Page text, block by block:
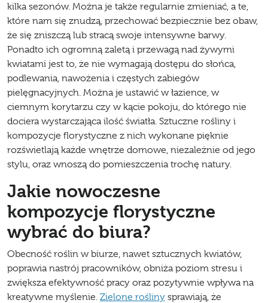
kilka sezonów. Można je także regularnie zmieniać, a te,
które nam się znudzą, przechować bezpiecznie bez obaw,
że się zniszczą lub stracą swoje intensywne barwy.
Ponadto ich ogromną zaletą i przewagą nad żywymi
kwiatami jest to, że nie wymagają dostępu do słońca,
podlewania, nawożenia i częstych zabiegów
pielęgnacyjnych. Można je ustawić w łazience, w
ciemnym korytarzu czy w kącie pokoju, do którego nie
dociera wystarczająca ilość światła. Sztuczne rośliny i
kompozycje florystyczne z nich wykonane pięknie
rozświetlają każde wnętrze domowe, niezależnie od jego
stylu, oraz wnoszą do pomieszczenia trochę natury.
Jakie nowoczesne
kompozycje florystyczne
wybrać do biura?
Obecność roślin w biurze, nawet sztucznych kwiatów,
poprawia nastrój pracowników, obniża poziom stresu i
zwiększa efektywność pracy oraz pozytywnie wpływa na
kreatywne myślenie. Zielone rośliny sprawiają, że